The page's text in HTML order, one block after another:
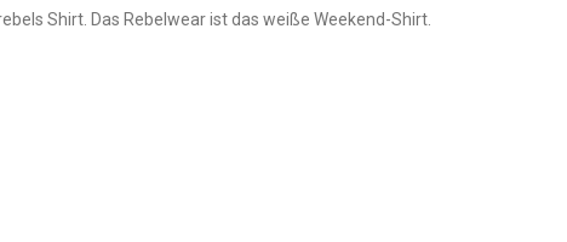
Shirt. Das Rebelwear ist das weiße Weekend-Shirt.